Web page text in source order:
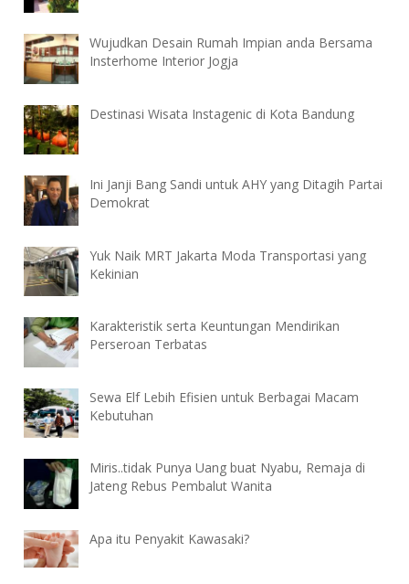
Wujudkan Desain Rumah Impian anda Bersama
Insterhome Interior Jogja
Destinasi Wisata Instagenic di Kota Bandung
Ini Janji Bang Sandi untuk AHY yang Ditagih Partai
Demokrat
Yuk Naik MRT Jakarta Moda Transportasi yang
Kekinian
Karakteristik serta Keuntungan Mendirikan
Perseroan Terbatas
Sewa Elf Lebih Efisien untuk Berbagai Macam
Kebutuhan
Miris..tidak Punya Uang buat Nyabu, Remaja di
Jateng Rebus Pembalut Wanita
Apa itu Penyakit Kawasaki?